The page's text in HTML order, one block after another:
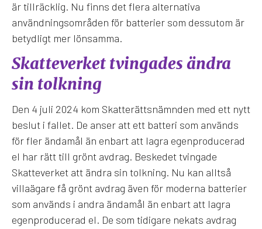
är tillräcklig. Nu finns det flera alternativa
användningsområden för batterier som dessutom är
betydligt mer lönsamma.
Skatteverket tvingades ändra
sin tolkning
Den 4 juli 2024 kom Skatterättsnämnden med ett nytt
beslut i fallet. De anser att ett batteri som används
för fler ändamål än enbart att lagra egenproducerad
el har rätt till grönt avdrag. Beskedet tvingade
Skatteverket att ändra sin tolkning. Nu kan alltså
villaägare få grönt avdrag även för moderna batterier
som används i andra ändamål än enbart att lagra
egenproducerad el. De som tidigare nekats avdrag